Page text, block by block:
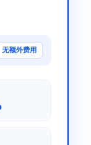
无额外费用